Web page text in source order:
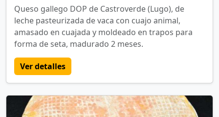
Queso gallego DOP de Castroverde (Lugo), de
leche pasteurizada de vaca con cuajo animal,
amasado en cuajada y moldeado en trapos para
forma de seta, madurado 2 meses.
Ver detalles